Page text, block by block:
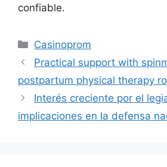
confiable.
Kategoriler
Casinoprom
Practical support with
postpartum physical therapy
Interés creciente por el
implicaciones en la defensa